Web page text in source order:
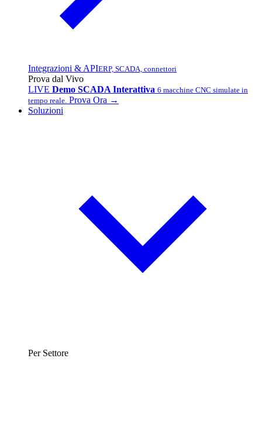
Integrazioni & APIERP, SCADA, connettori
Prova dal Vivo
LIVE Demo SCADA Interattiva 6 macchine CNC simulate in
tempo reale. Prova Ora →
Soluzioni
Per Settore